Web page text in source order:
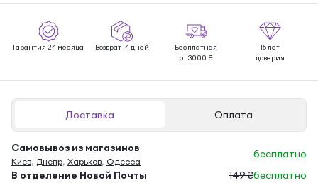
Гарантия 24 месяца Возврат 14 дней
Бесплатная
от 3000 ₴
15 лет
доверия
Доставка Оплата
Самовывоз из магазинов
Киев, Днепр, Харьков, Одесса
бесплатно
В отделение Новой Почты
149 ₴бесплатно